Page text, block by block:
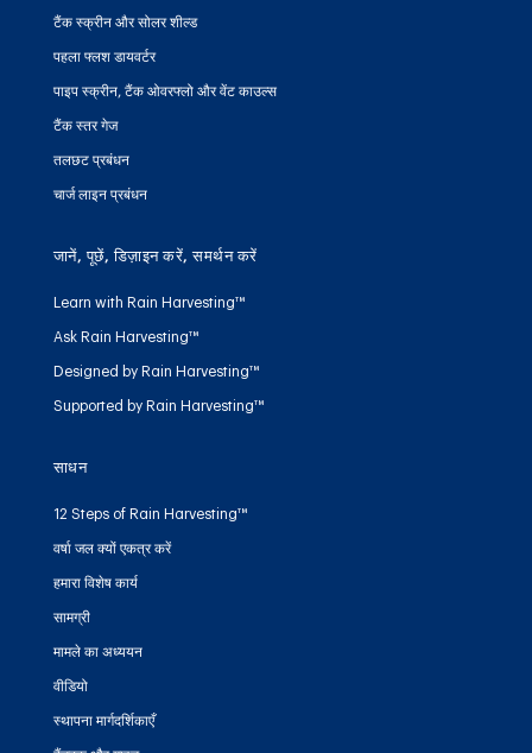
टैंक स्क्रीन और सोलर शील्ड
पहला फ्लश डायवर्टर
पाइप स्क्रीन, टैंक ओवरफ्लो और वेंट काउल्स
टैंक स्तर गेज
तलछट प्रबंधन
चार्ज लाइन प्रबंधन
जानें, पूछें, डिज़ाइन करें, समर्थन करें
Learn with Rain Harvesting™
Ask Rain Harvesting™
Designed by Rain Harvesting™
Supported by Rain Harvesting™
साधन
12 Steps of Rain Harvesting™
वर्षा जल क्यों एकत्र करें
हमारा विशेष कार्य
सामग्री
मामले का अध्ययन
वीडियो
स्थापना मार्गदर्शिकाएँ